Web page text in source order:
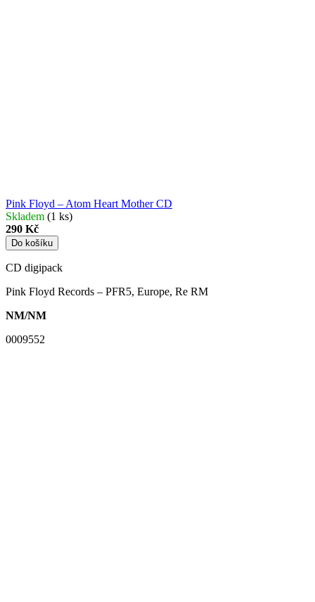
Pink Floyd – Atom Heart Mother CD
Skladem (1 ks)
290 Kč
Do košíku
CD digipack
Pink Floyd Records – PFR5, Europe, Re RM
NM/NM
0009552